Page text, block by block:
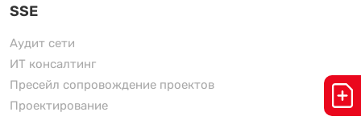
SSE
Аудит сети
ИТ консалтинг
Пресейл сопровождение проектов
Проектирование